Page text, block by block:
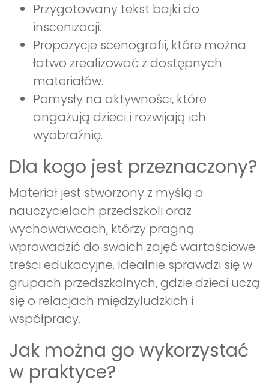
Przygotowany tekst bajki do
inscenizacji.
Propozycje scenografii, które można
łatwo zrealizować z dostępnych
materiałów.
Pomysły na aktywności, które
angażują dzieci i rozwijają ich
wyobraźnię.
Dla kogo jest przeznaczony?
Materiał jest stworzony z myślą o
nauczycielach przedszkoli oraz
wychowawcach, którzy pragną
wprowadzić do swoich zajęć wartościowe
treści edukacyjne. Idealnie sprawdzi się w
grupach przedszkolnych, gdzie dzieci uczą
się o relacjach międzyludzkich i
współpracy.
Jak można go wykorzystać
w praktyce?